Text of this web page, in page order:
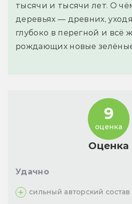
тысячи и тысячи лет. О
деревьях — древних,
глубоко в перегной и всё
рождающих новые
Оценка
9
оценка
Удачно
сильный авторский состав